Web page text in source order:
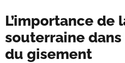
L’importance de
souterraine
du gisement